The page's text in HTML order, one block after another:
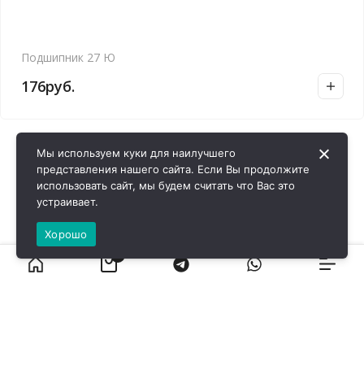
Подшипник 27 Ю
176руб.
Мы используем куки для наилучшего
представления нашего сайта. Если Вы продолжите
использовать сайт, мы будем считать что Вас это
устраивает.
Хорошо